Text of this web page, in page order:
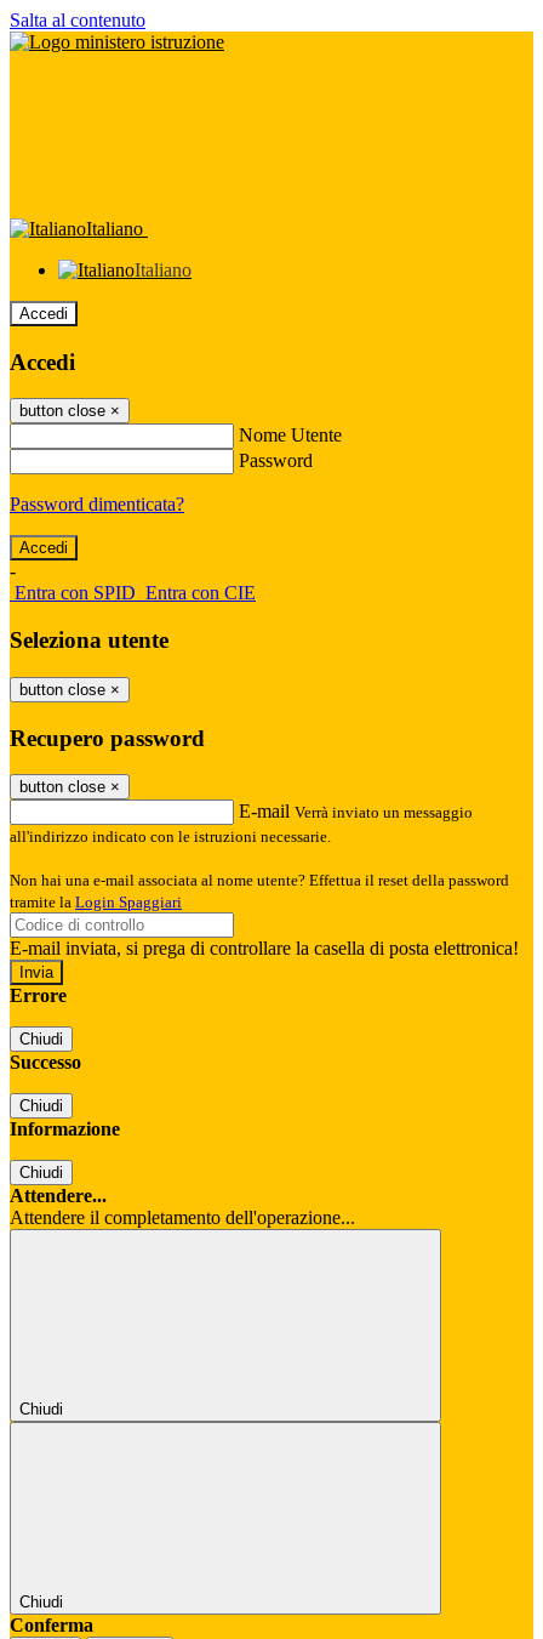
Salta al contenuto
Italiano
Italiano
Accedi
Accedi
button close ×
Nome Utente
Password
Password dimenticata?
-
Entra con SPID Entra con CIE
Seleziona utente
button close ×
Recupero password
button close ×
E-mail Verrà inviato un messaggio
all'indirizzo indicato con le istruzioni necessarie.
Non hai una e-mail associata al nome utente? Effettua il reset della password
tramite la Login Spaggiari
E-mail inviata, si prega di controllare la casella di posta elettronica!
Errore
Chiudi
Successo
Chiudi
Informazione
Chiudi
Attendere...
Attendere il completamento dell'operazione...
Chiudi
Chiudi
Conferma